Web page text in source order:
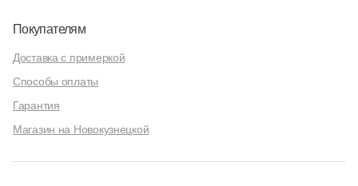
Покупателям
Доставка с примеркой
Способы оплаты
Гарантия
Магазин на Новокузнецкой